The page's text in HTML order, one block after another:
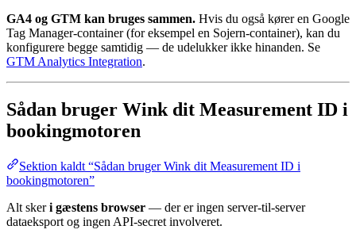
GA4 og GTM kan bruges sammen. Hvis du også kører en Google
Tag Manager-container (for eksempel en Sojern-container), kan du
konfigurere begge samtidig — de udelukker ikke hinanden. Se
GTM Analytics Integration.
Sådan bruger Wink dit Measurement ID i
bookingmotoren
Sektion kaldt “Sådan bruger Wink dit Measurement ID i
bookingmotoren”
Alt skeri gæstens browser — der er ingen server-til-server
dataeksport og ingen API-secret involveret.